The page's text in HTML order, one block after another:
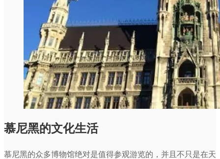
慕尼黑的文化生活
慕尼黑的众多博物馆绝对是值得参观游览的，并且不只是在天